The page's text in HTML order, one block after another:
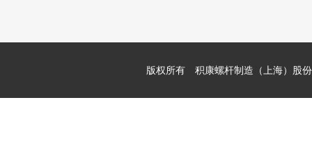
版权所有 积康螺杆制造（上海）股